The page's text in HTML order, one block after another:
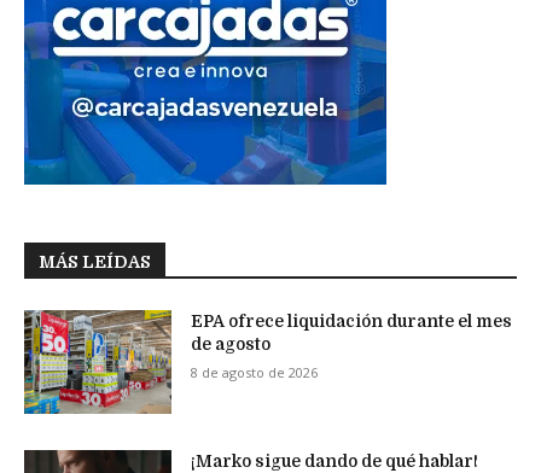
MÁS LEÍDAS
EPA ofrece liquidación durante el mes
de agosto
8 de agosto de 2026
¡Marko sigue dando de qué hablar!